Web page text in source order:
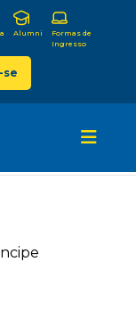
Alumni
Formas de
Ingresso
se